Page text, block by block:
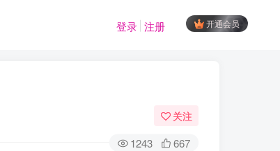
开通会员
登录 注册
关注
1243 667